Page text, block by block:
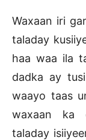
Waxaan iri
taladay
haa waa ila
dadka ay
waayo taas
waxaan ka
taladay